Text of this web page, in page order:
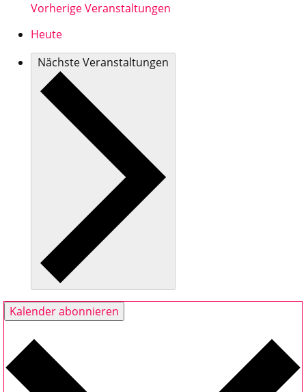
VorherigeVeranstaltungen
Heute
NächsteVeranstaltungen
Kalender abonnieren